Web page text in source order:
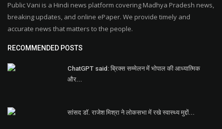
Public Vani is a Hindi news platform covering Madhya Pradesh news,
breaking updates, and online ePaper. We provide timely and
accurate news that matters to the people.
RECOMMENDED POSTS
ChatGPT said: ब्रिक्स सम्मेलन में भोपाल की आध्यात्मिक
और...
सांसद डॉ. राजेश मिश्रा ने लोकसभा में रखे स्वास्थ्य मुद्दों...